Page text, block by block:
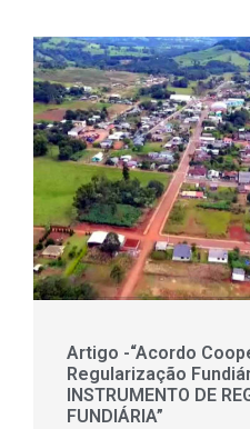
Artigo -“Acordo
Regularização
INSTRUMENTO DE
FUNDIÁRIA”